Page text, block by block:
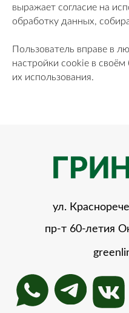
выражает согласие на
обработку данных,
Пользователь вправе в
настройки cookie в своём
их использования.
ул. Краснореченская,
Сведения об
Политика